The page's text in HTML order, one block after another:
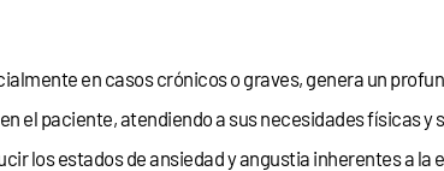
en casos crónicos o graves, genera un
el paciente, atendiendo a sus necesidades físicas
los estados de ansiedad y angustia inherentes a la